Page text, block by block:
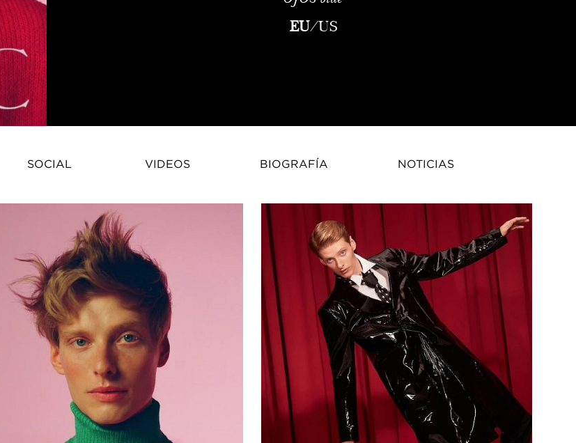
EU/US
Iwan Zalewski is a fashion model based in Poland, but originally from Kazakhstan. He was
SOCIAL VIDEOS BIOGRAFÍA NOTICIAS